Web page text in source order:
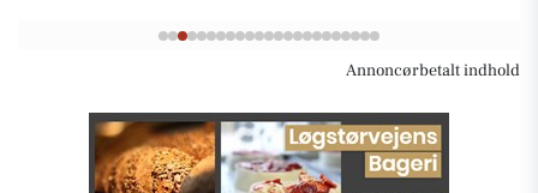
Annoncørbetalt indhold